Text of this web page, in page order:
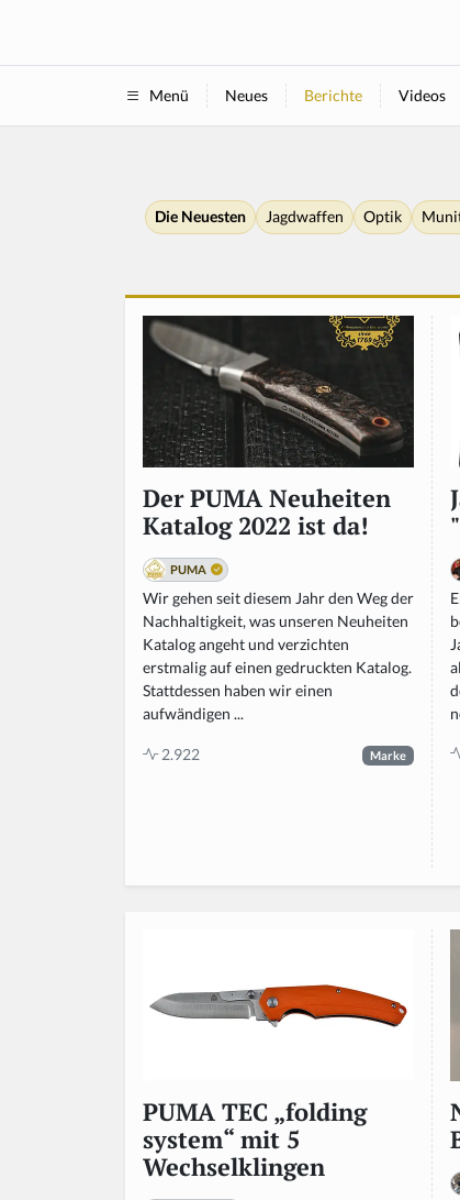
Menü Neues Berichte Videos
Die Neuesten Jagdwaffen Optik
Der PUMA Neuheiten
Katalog 2022 ist da!
PUMA
Wir gehen seit diesem Jahr den Weg der
Nachhaltigkeit, was unseren Neuheiten
Katalog angeht und verzichten
erstmalig auf einen gedruckten Katalog.
Stattdessen haben wir einen
aufwändigen ...
2.922 Marke
PUMA TEC „folding
system“ mit 5
Wechselklingen